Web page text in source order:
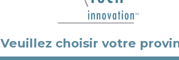
Veuillez choisir votre